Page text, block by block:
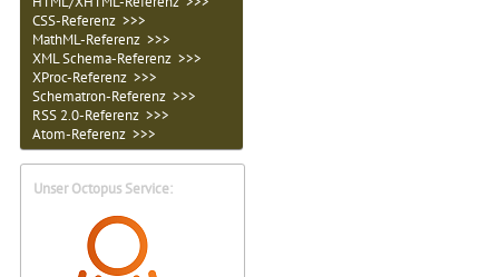
CSS-Referenz >>>
MathML-Referenz >>>
XML Schema-Referenz >>>
XProc-Referenz >>>
Schematron-Referenz >>>
RSS 2.0-Referenz >>>
Atom-Referenz >>>
Unser Octopus Service: